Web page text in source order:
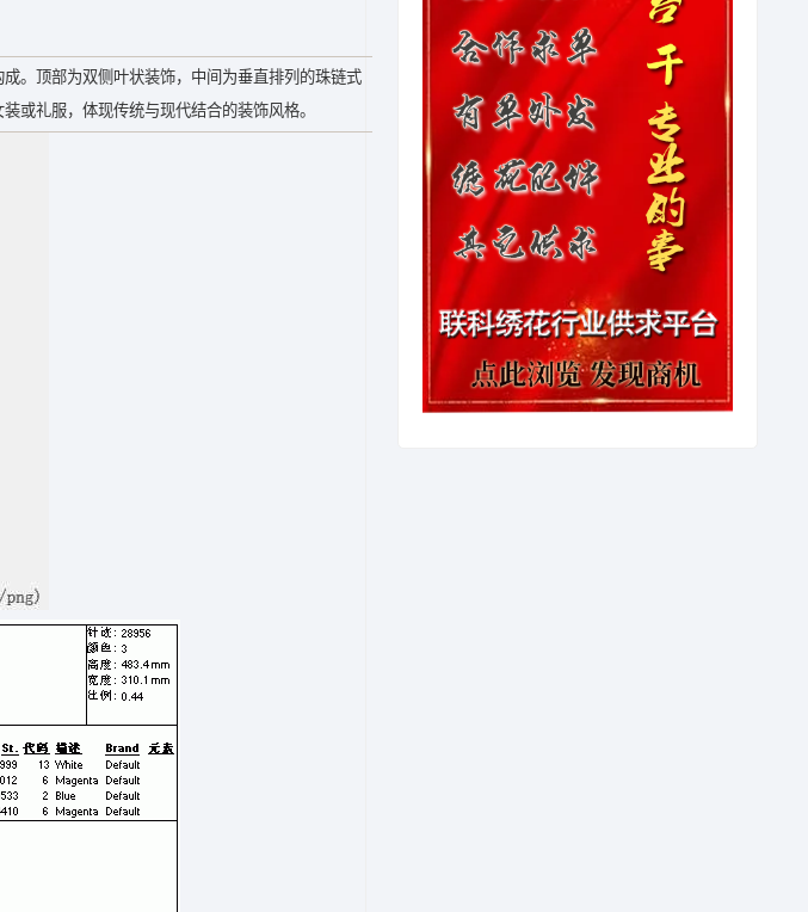
。顶部为双侧叶状装饰，中间为垂直排列的珠链式
或礼服，体现传统与现代结合的装饰风格。